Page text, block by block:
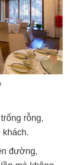
rỗng,
khách.
đường,